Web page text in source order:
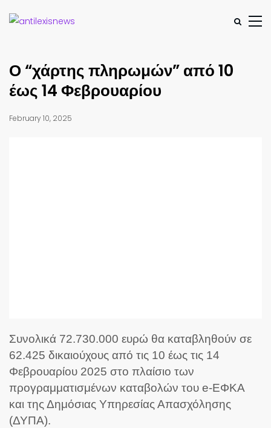
Ο “χάρτης πληρωμών” από 10
έως 14 Φεβρουαρίου
February 10, 2025
Συνολικά 72.730.000 ευρώ θα καταβληθούν σε
62.425 δικαιούχους από τις 10 έως τις 14
Φεβρουαρίου 2025 στο πλαίσιο των
προγραμματισμένων καταβολών του e-ΕΦΚΑ
και της Δημόσιας Υπηρεσίας Απασχόλησης
(ΔΥΠΑ).